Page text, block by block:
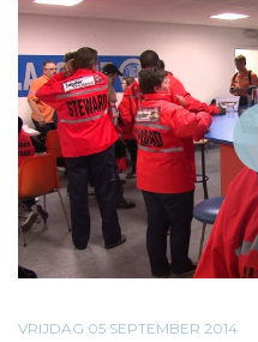
VRIJDAG 05 SEPTEMBER 2014